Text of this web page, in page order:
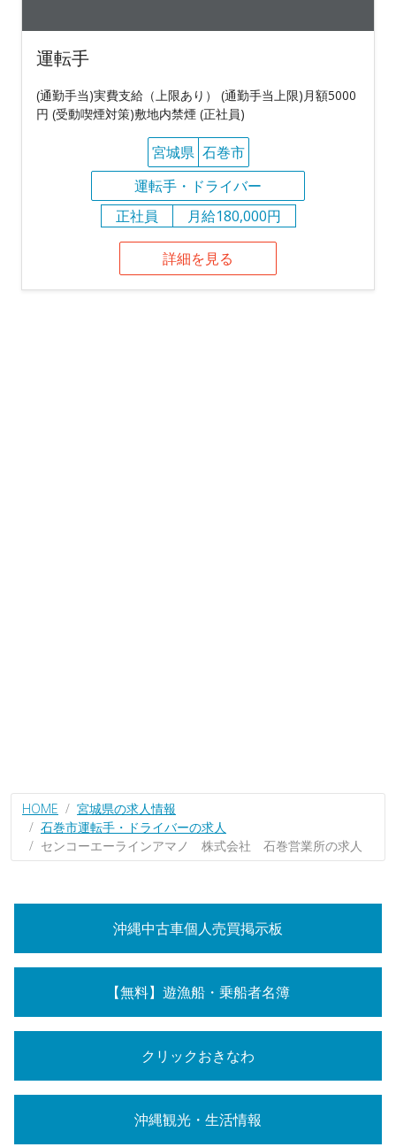
運転手
(通勤手当)実費支給（上限あり） (通勤手当上限)月額5000
円 (受動喫煙対策)敷地内禁煙 (正社員)
宮城県 石巻市
運転手・ドライバー
正社員
月給180,000円
詳細を見る
HOME
宮城県の求人情報
石巻市運転手・ドライバーの求人
センコーエーラインアマノ 株式会社 石巻営業所の求人
沖縄中古車個人売買掲示板
【無料】遊漁船・乗船者名簿
クリックおきなわ
沖縄観光・生活情報